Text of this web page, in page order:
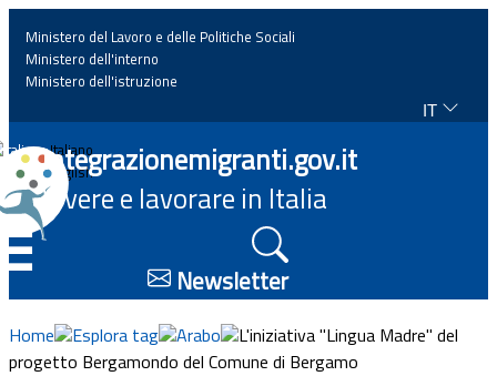
Home
News
Approfondimenti
Eventi
Ministero del Lavoro e delle Politiche Sociali
Ministero dell'interno
Ministero dell'istruzione
IT
Italiano
English
Integrazionemigranti.gov.it
Vivere e lavorare in Italia
Newsletter
Home Esplora tag Arabo
L'iniziativa "Lingua Madre" del
progetto Bergamondo del Comune di Bergamo